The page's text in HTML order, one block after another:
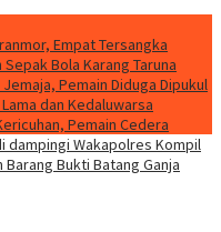
Empat Tersangka
Bola Karang Taruna
Jemaja, Pemain Diduga Dipukul
dan Kedaluwarsa
Pemain Cedera